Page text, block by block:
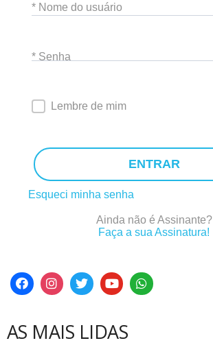
* Nome do usuário
* Senha
Lembre de mim
ENTRAR
Esqueci minha senha
Ainda não é Assinante?
Faça a sua Assinatura!
AS MAIS LIDAS